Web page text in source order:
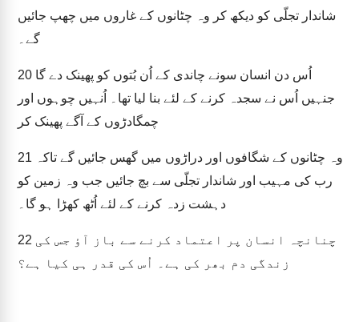
شاندار تجلّی کو دیکھ کر وہ چٹانوں کے غاروں میں چھپ جائیں
گے۔
20
جنہیں اُس نے سجدہ کرنے کے لئے بنا لیا تھا۔ اُنہیں چوہوں اور
چمگادڑوں کے آگے پھینک کر
21
رب کی مہیب اور شاندار تجلّی سے بچ جائیں جب وہ زمین کو
دہشت زدہ کرنے کے لئے اُٹھ کھڑا ہو گا۔
22
زندگی دم بھر کی ہے۔ اُس کی قدر ہی کیا ہے؟